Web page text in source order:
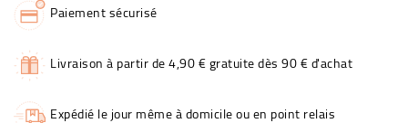
Paiement sécurisé
Livraison à partir de 4,90 € gratuite dès 90 € d'achat
Expédié le jour même à domicile ou en point relais